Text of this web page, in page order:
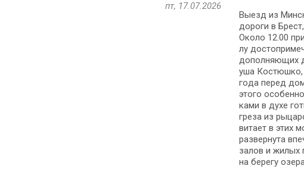
пт, 17.07.2026
Выезд из
до­ро­ги в
Около 12.00
лу
дополняющих
уша Ко­стюш­ко,
го­да пе­ред
это­го
ка­ми в ду­хе
греза из
витает в этих
развернута
за­лов и жи­лых
на бе­ре­гу